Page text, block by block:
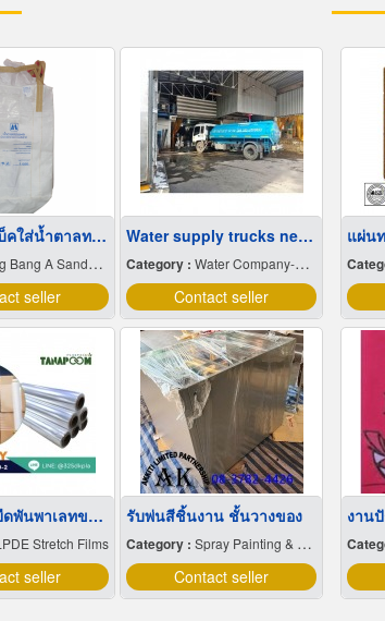
ขายส่ง บิ๊กแบ็คใส่น้ำตาลทราย สมุทรปราการ
Bang A Sandbag.
seller
Water supply trucks near me
Category :Water Company-Bulk
Contact seller
ขายส่งฟิล์มยืดพันพาเลทขนาดพันด้วยมือ Hand wrap
Stretch Films
seller
รับพ่นสีชิ้นงาน ชั้นวางของ
Category :Spray Painting & Finishing
Contact seller
งาน